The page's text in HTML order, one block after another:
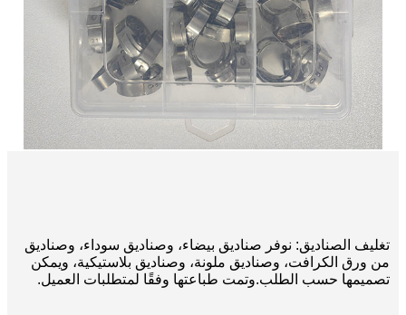
تغليف الصناديق: نوفر صناديق بيضاء، وصناديق سوداء، وصناديق
من ورق الكرافت، وصناديق ملونة، وصناديق بلاستيكية، ويمكن
تصميمها حسب الطلب.وتمت طباعتها وفقًا لمتطلبات العميل.